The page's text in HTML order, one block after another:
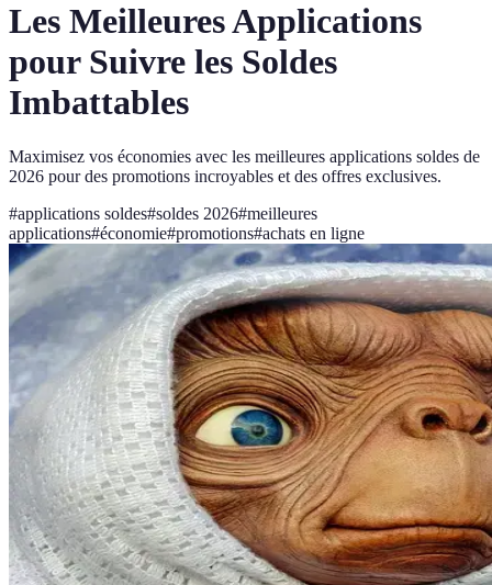
Les Meilleures Applications
pour Suivre les Soldes
Imbattables
Maximisez vos économies avec les meilleures applications soldes de
2026 pour des promotions incroyables et des offres exclusives.
#applications soldes#soldes 2026#meilleures
applications#économie#promotions#achats en ligne